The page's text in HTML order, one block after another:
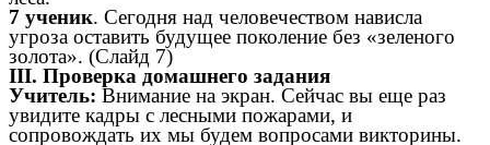
7 ученик. Сегодня над человечеством нависла
угроза оставить будущее поколение без «зеленого
золота». (Слайд 7)
III. Проверка домашнего задания
Учитель: Внимание на экран. Сейчас вы еще раз
увидите кадры с лесными пожарами, и
сопровождать их мы будем вопросами викторины.